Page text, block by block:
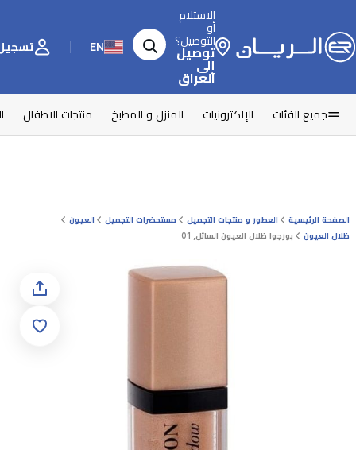
الاستلام
أو
التوصيل؟
توصيل
إلى
العراق
EN تسجيل
جميع الفئات الإلكترونيات المنزل و المطبخ منتجات الاطفال
الصفحة الرئيسية العطور و منتجات التجميل مستحضرات التجميل
العيون
ظلال العيون
بورجوا ظلال العيون السائل, 01